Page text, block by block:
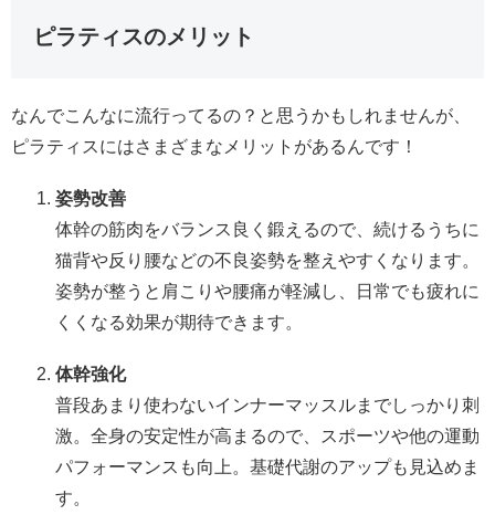
ピラティスのメリット
なんでこんなに流行ってるの？と思うかもしれませんが、
ピラティスにはさまざまなメリットがあるんです！
姿勢改善
体幹の筋肉をバランス良く鍛えるので、続けるうちに
猫背や反り腰などの不良姿勢を整えやすくなります。
姿勢が整うと肩こりや腰痛が軽減し、日常でも疲れに
くくなる効果が期待できます。
体幹強化
普段あまり使わないインナーマッスルまでしっかり刺
激。全身の安定性が高まるので、スポーツや他の運動
パフォーマンスも向上。基礎代謝のアップも見込めま
す。